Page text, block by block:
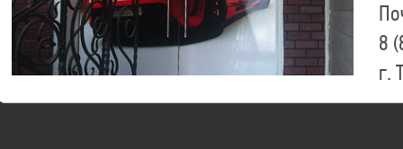
8
г.
8